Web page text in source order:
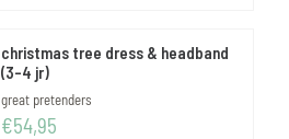
christmas tree dress & headband
(3-4 jr)
Merk:
great pretenders
Prijs: 54,95
€54,95